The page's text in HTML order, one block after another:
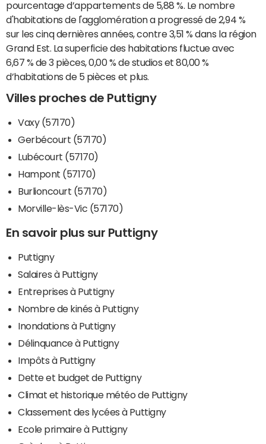
pourcentage d’appartements de 5,88 %. Le nombre
d'habitations de l'agglomération a progressé de 2,94 %
sur les cinq dernières années, contre 3,51 % dans la région
Grand Est. La superficie des habitations fluctue avec
6,67 % de 3 pièces, 0,00 % de studios et 80,00 %
d’habitations de 5 pièces et plus.
Villes proches de Puttigny
Vaxy (57170)
Gerbécourt (57170)
Lubécourt (57170)
Hampont (57170)
Burlioncourt (57170)
Morville-lès-Vic (57170)
En savoir plus sur Puttigny
Puttigny
Salaires à Puttigny
Entreprises à Puttigny
Nombre de kinés à Puttigny
Inondations à Puttigny
Délinquance à Puttigny
Impôts à Puttigny
Dette et budget de Puttigny
Climat et historique météo de Puttigny
Classement des lycées à Puttigny
Ecole primaire à Puttigny